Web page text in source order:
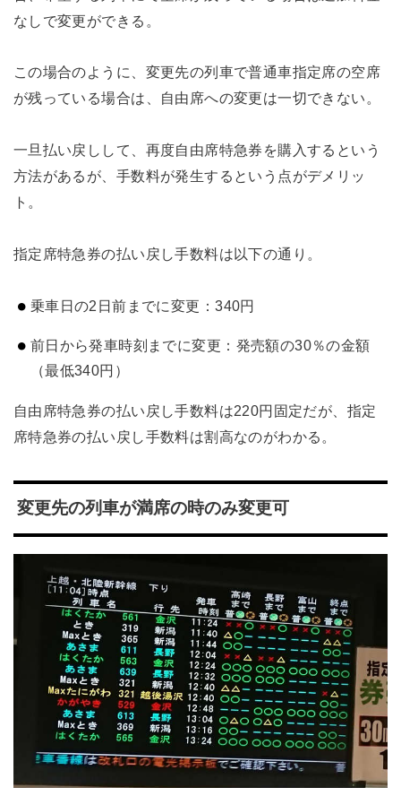
なしで変更ができる。
この場合のように、変更先の列車で普通車指定席の空席
が残っている場合は、自由席への変更は一切できない。
一旦払い戻しして、再度自由席特急券を購入するという
方法があるが、手数料が発生するという点がデメリッ
ト。
指定席特急券の払い戻し手数料は以下の通り。
乗車日の2日前までに変更：340円
前日から発車時刻までに変更：発売額の30％の金額
（最低340円）
自由席特急券の払い戻し手数料は220円固定だが、指定
席特急券の払い戻し手数料は割高なのがわかる。
変更先の列車が満席の時のみ変更可